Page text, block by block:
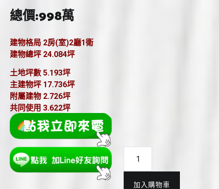
總價:998萬
建物格局 2房(室)2廳1衛
建物總坪 24.084坪
土地坪數 5.193坪
主建物坪 17.736坪
附屬建物 2.726坪
共同使用 3.622坪
加入購物車